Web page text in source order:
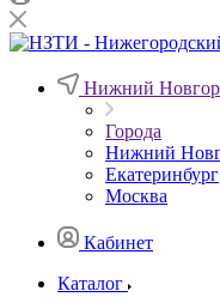
Нижний
Города
Нижний
Екатеринбург
Москва
Кабинет
Каталог